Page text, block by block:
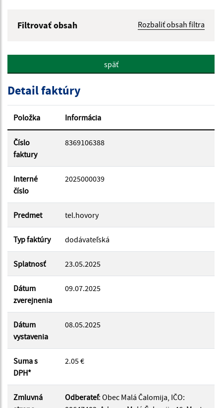
Filtrovať obsah
Rozbaliť obsah filtra
Hľadať v:
Typ dátumu:
Dátum od:
Dátum do:
Suma od:
Suma do:
Filtrovať
späť
Detail faktúry
Položka Informácia
Číslo
faktury
8369106388
Interné
číslo
2025000039
Predmet tel.hovory
Typ faktúry dodávateľská
Splatnosť 23.05.2025
Dátum
zverejnenia
09.07.2025
Dátum
vystavenia
08.05.2025
Suma s
DPH*
2.05 €
Zmluvná
Odberateľ: Obec Malá Čalomija, IČO: